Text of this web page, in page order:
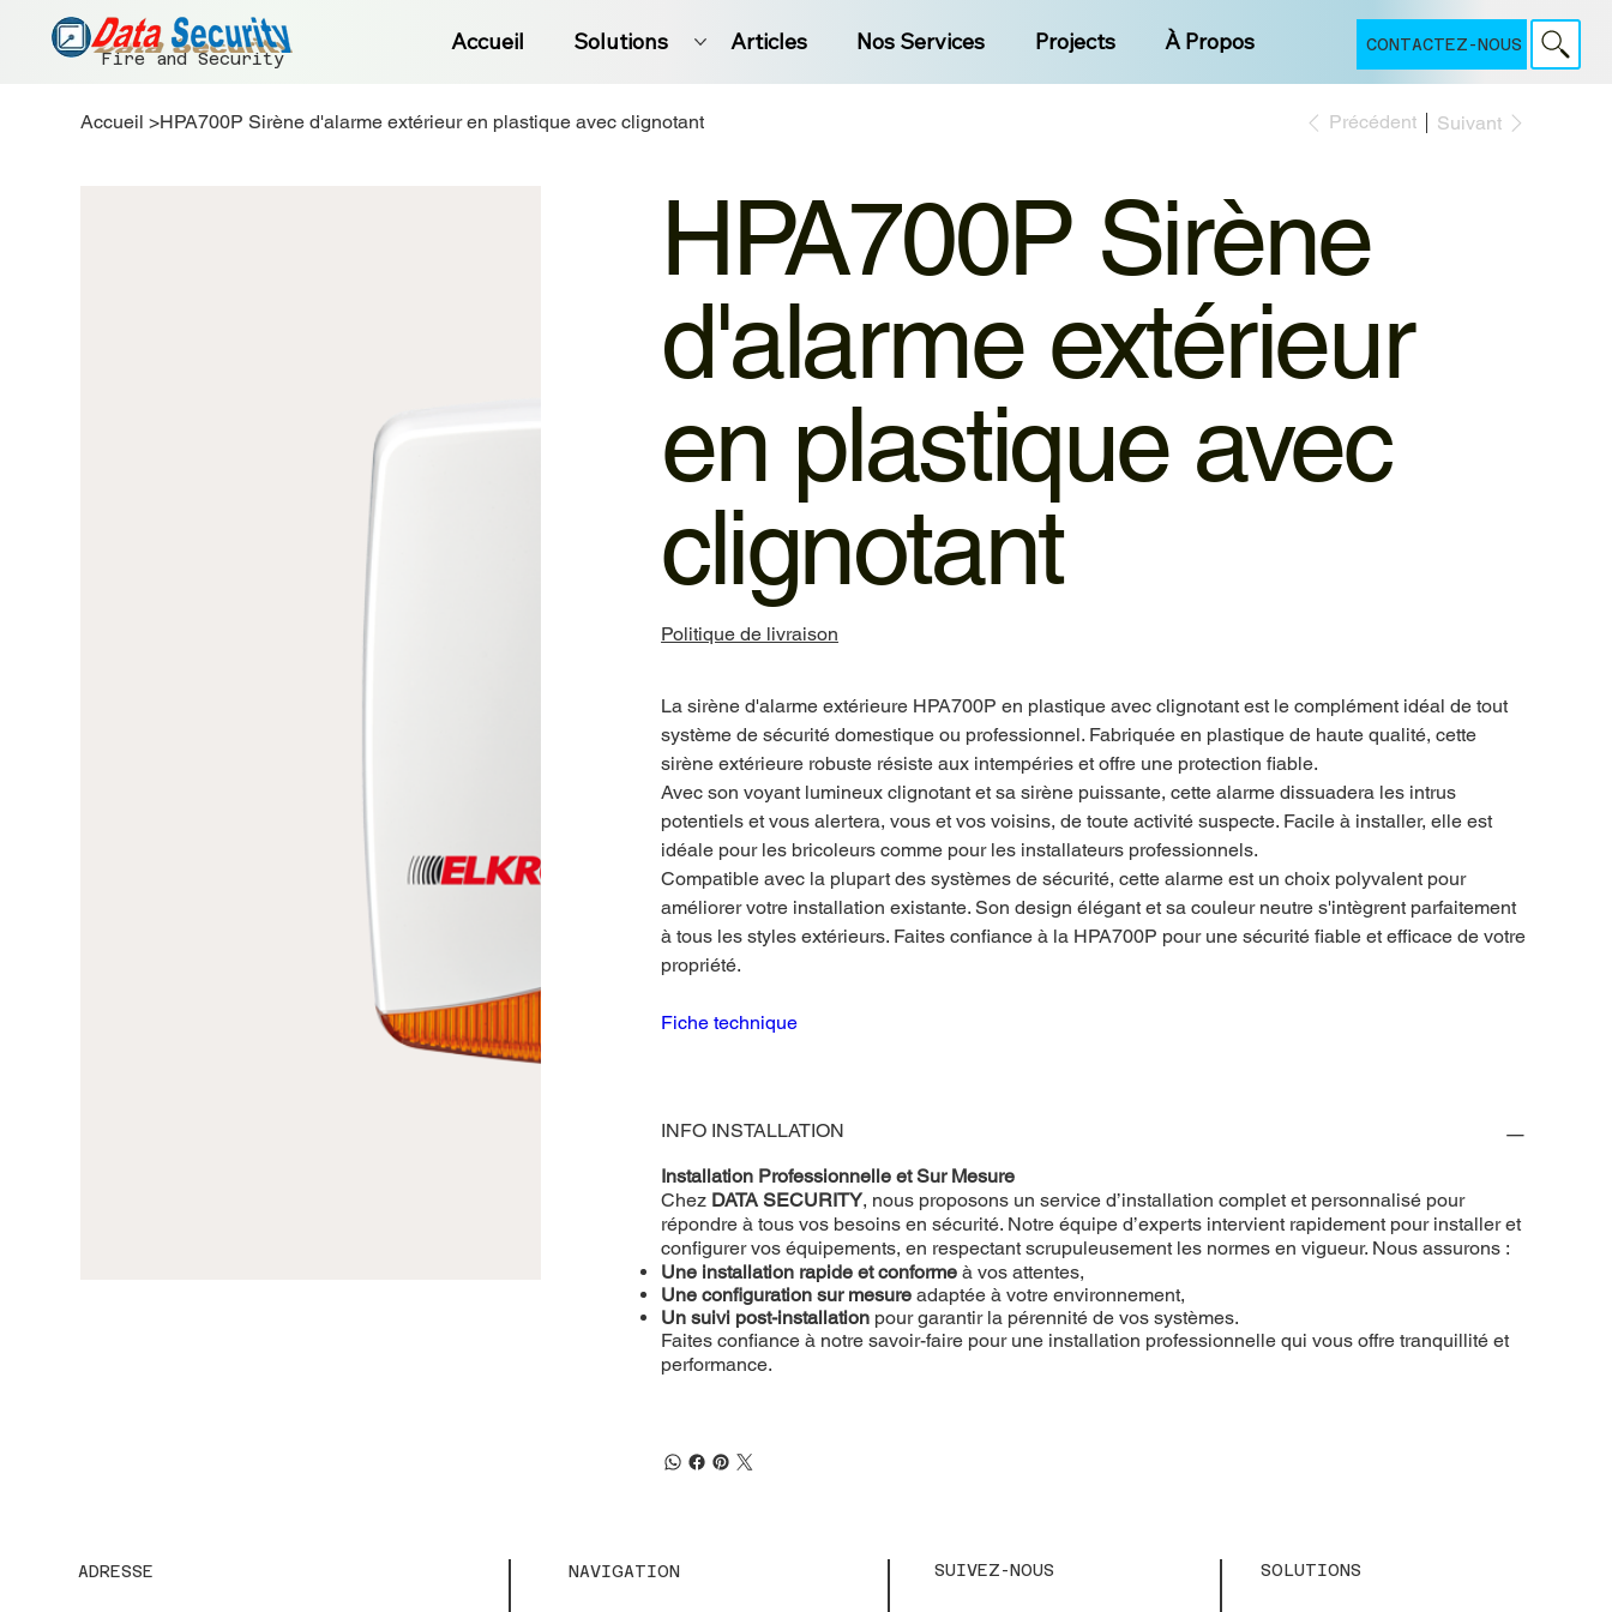
Fire and Security
Accueil Solutions Articles Nos Services Projects À Propos CONTACTEZ-NOUS
Accueil >HPA700P Sirène d'alarme extérieur en plastique avec clignotant Précédent Suivant
HPA700P Sirène
d'alarme extérieur
en plastique avec
clignotant
Politique de livraison
La sirène d'alarme extérieure HPA700P en plastique avec clignotant est le complément idéal de tout
système de sécurité domestique ou professionnel. Fabriquée en plastique de haute qualité, cette
sirène extérieure robuste résiste aux intempéries et offre une protection fiable.
Avec son voyant lumineux clignotant et sa sirène puissante, cette alarme dissuadera les intrus
potentiels et vous alertera, vous et vos voisins, de toute activité suspecte. Facile à installer, elle est
idéale pour les bricoleurs comme pour les installateurs professionnels.
Compatible avec la plupart des systèmes de sécurité, cette alarme est un choix polyvalent pour
améliorer votre installation existante. Son design élégant et sa couleur neutre s'intègrent parfaitement
à tous les styles extérieurs. Faites confiance à la HPA700P pour une sécurité fiable et efficace de votre
propriété.
Fiche technique
INFO INSTALLATION
Installation Professionnelle et Sur Mesure
Chez DATA SECURITY, nous proposons un service d’installation complet et personnalisé pour
répondre à tous vos besoins en sécurité. Notre équipe d’experts intervient rapidement pour installer et
configurer vos équipements, en respectant scrupuleusement les normes en vigueur. Nous assurons :
Une installation rapide et conforme à vos attentes,
Une configuration sur mesure adaptée à votre environnement,
Un suivi post-installation pour garantir la pérennité de vos systèmes.
Faites confiance à notre savoir-faire pour une installation professionnelle qui vous offre tranquillité et
performance.
ADRESSE NAVIGATION SUIVEZ-NOUS SOLUTIONS